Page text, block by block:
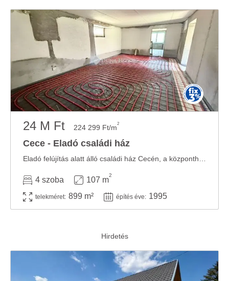
24 M Ft 224 299 Ft/m2
Cece - Eladó családi ház
4 szoba 107 m
2
telekméret: 899 m² építés éve: 1995